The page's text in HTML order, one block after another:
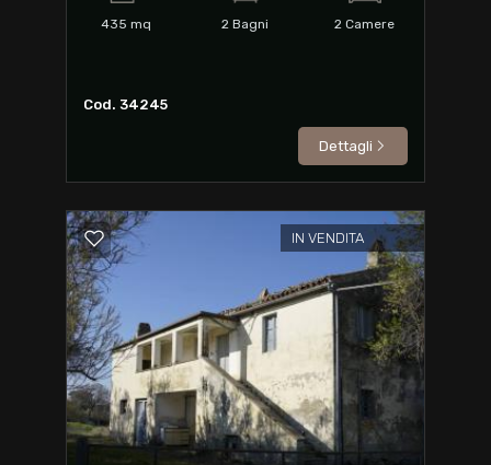
435 mq 2 Bagni 2 Camere
Cod. 34245
Dettagli
IN VENDITA